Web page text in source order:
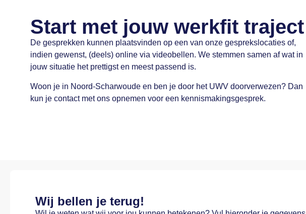
Start met jouw werkfit traject
De gesprekken kunnen plaatsvinden op een van onze gesprekslocaties of,
indien gewenst, (deels) online via videobellen. We stemmen samen af wat in
jouw situatie het prettigst en meest passend is.
Woon je in Noord-Scharwoude en ben je door het UWV doorverwezen? Dan
kun je contact met ons opnemen voor een kennismakingsgesprek.
Wij bellen je terug!